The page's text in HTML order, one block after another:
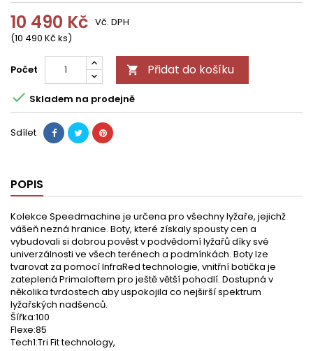
10 490 Kč
(10 490 Kč ks)
Vč. DPH
Počet  Přidat do košíku
 Skladem na prodejně
Sdílet
POPIS
Kolekce Speedmachine je určena pro všechny lyžaře, jejichž
vášeň nezná hranice. Boty, které získaly spousty cen a
vybudovali si dobrou pověst v podvědomí lyžařů díky své
univerzálnosti ve všech terénech a podmínkách. Boty lze
tvarovat za pomocí InfraRed technologie, vnitřní botička je
zateplená Primaloftem pro ještě větší pohodlí. Dostupná v
několika tvrdostech aby uspokojila co nejširší spektrum
lyžařských nadšenců.
Šířka:100
Flexe:85
Tech1:Tri Fit technology,